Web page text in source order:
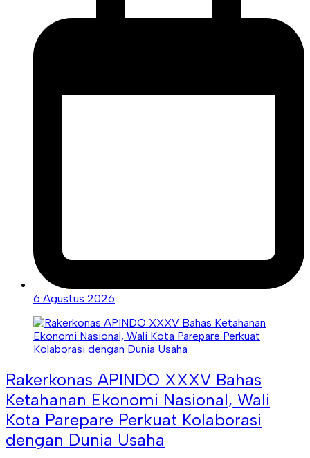
6 Agustus 2026
Rakerkonas APINDO XXXV Bahas
Ketahanan Ekonomi Nasional, Wali
Kota Parepare Perkuat Kolaborasi
dengan Dunia Usaha